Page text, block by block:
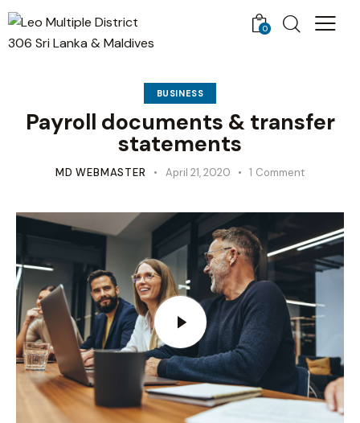
0
BUSINESS
Payroll documents & transfer
statements
MD WEBMASTER April 21, 2020 1 Comment